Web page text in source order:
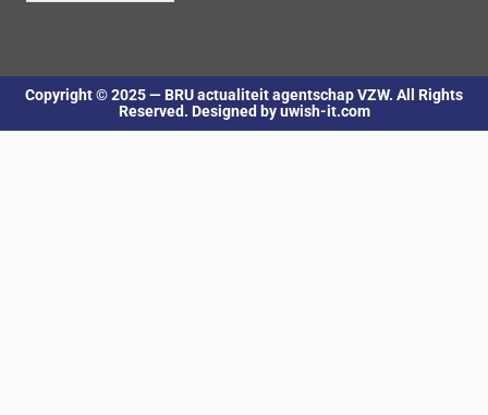
Copyright © 2025 — BRU actualiteit agentschap VZW. All Rights
Reserved. Designed by uwish-it.com